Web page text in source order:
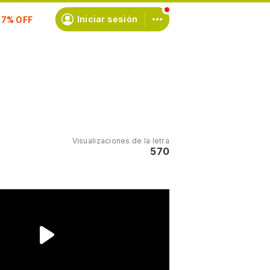
Iniciar sesión
Visualizaciones de la letra
570